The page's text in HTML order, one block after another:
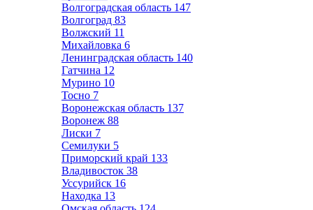
Волгоградская область 147
Волгоград 83
Волжский 11
Михайловка 6
Ленинградская область 140
Гатчина 12
Мурино 10
Тосно 7
Воронежская область 137
Воронеж 88
Лиски 7
Семилуки 5
Приморский край 133
Владивосток 38
Уссурийск 16
Находка 13